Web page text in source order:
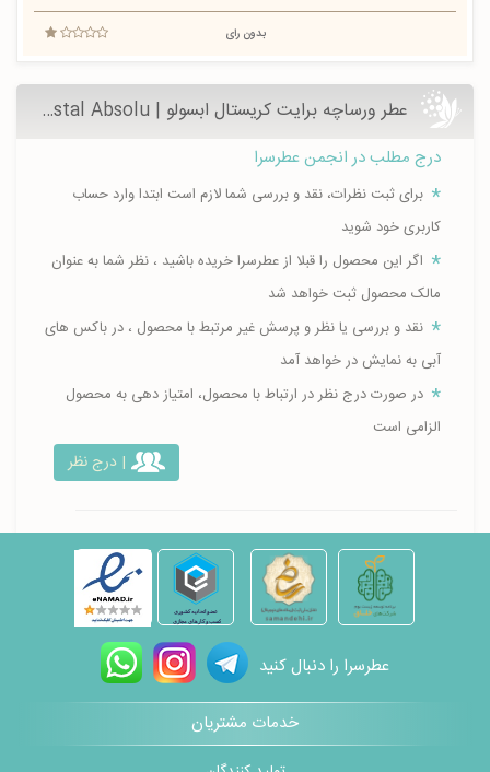
بدون رای
عطر ورساچه برایت کریستال ابسولو | Versace Bright Crystal Absolu-عطرسرا
درج مطلب در انجمن عطرسرا
برای ثبت نظرات، نقد و بررسی شما لازم است ابتدا وارد حساب
کاربری خود شوید
اگر این محصول را قبلا از عطرسرا خریده باشید ، نظر شما به عنوان
مالک محصول ثبت خواهد شد
نقد و بررسی یا نظر و پرسش غیر مرتبط با محصول ، در باکس های
آبی به نمایش در خواهد آمد
در صورت درج نظر در ارتباط با محصول، امتیاز دهی به محصول
الزامی است
| درج نظر
عطرسرا را دنبال کنید
خدمات مشتریان